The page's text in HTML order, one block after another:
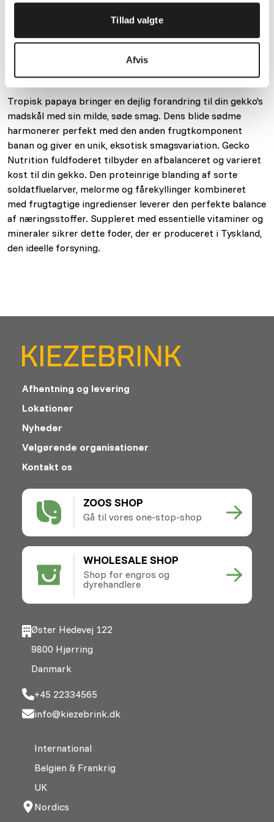
Tillad valgte
Afvis
Om dette produkt
Tropisk papaya bringer en dejlig forandring til din gekko's
madskål med sin milde, søde smag. Dens blide sødme
harmonerer perfekt med den anden frugtkomponent
banan og giver en unik, eksotisk smagsvariation. Gecko
Nutrition fuldfoderet tilbyder en afbalanceret og varieret
kost til din gekko. Den proteinrige blanding af sorte
soldatfluelarver, melorme og fårekyllinger kombineret
med frugtagtige ingredienser leverer den perfekte balance
af næringsstoffer. Suppleret med essentielle vitaminer og
mineraler sikrer dette foder, der er produceret i Tyskland,
den ideelle forsyning.
ZOOS SHOP
Gå til vores one-stop-shop
WHOLESALE SHOP
Shop for engros og
dyrehandlere
Afhentning og levering
Lokationer
Nyheder
Velgørende organisationer
Kontakt os
Øster Hedevej 122
9800 Hjørring
Danmark
+45 22334565
info@kiezebrink.dk
International
Belgien & Frankrig
UK
Nordics